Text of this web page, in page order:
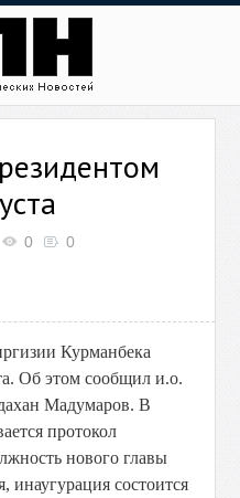
0 0
Курманбека
Об этом сообщил и.о.
Мадумаров. В
протокол
нового главы
инаугурация состоится